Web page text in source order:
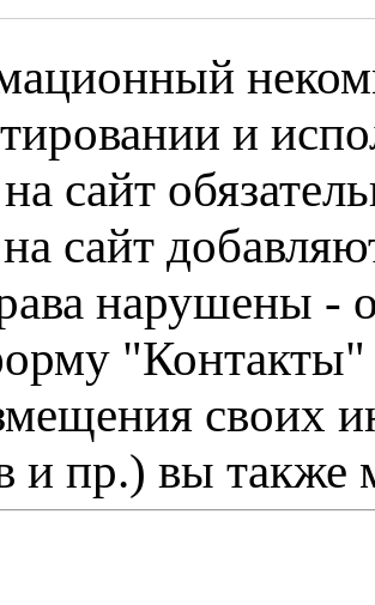
и
сайт
сайт
нарушены -
"Контакты"
своих
и пр.) вы также